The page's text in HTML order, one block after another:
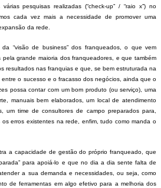
pesquisas realizadas (“check-up” / “raio x”) no
cada vez mais a necessidade de promover uma
da rede.
da “visão de business” dos franqueados, o que vem
grande maioria dos franqueadores, e que também
resultados nas franquias e que, se bem estruturada na
o sucesso e o fracasso dos negócios, ainda que o
possa contar com um bom produto (ou serviço), uma
manuais bem elaborados, um local de atendimento
um time de consultores de campo preparados para,
os erros existentes na rede, enfim, tudo como manda o
a capacidade de gestão do próprio franqueado, que
para apoiá-lo e que no dia a dia sente falta de
a sua demanda e necessidades, ou seja, como
de ferramentas em algo efetivo para a melhoria dos